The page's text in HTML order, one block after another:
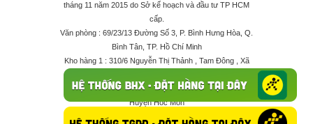
tháng 11 năm 2015 do Sở kế hoạch và đầu tư TP HCM
cấp.
Văn phòng : 69/23/13 Đường Số 3, P. Bình Hưng Hòa, Q.
Bình Tân, TP. Hồ Chí Minh
Kho hàng 1 : 310/6 Nguyễn Thị Thảnh , Tam Đông , Xã
Kho hàng 2 : 68/2X Ấp Đông 1 , Xã Thới Tam Thôn ,
Huyện Hóc Môn
Điện thoại : 028 625 66506 - 0909 682 189 - 082 7158